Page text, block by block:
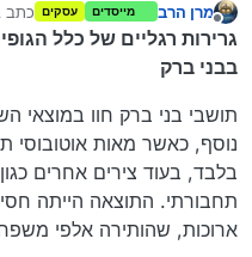
מנותק
מרן הרב מייסדים עסקים כתב
נערך
גרירות רגליים של כלל
בבני ברק
תושבי בני ברק חוו במוצאי
נוסף, כאשר מאות אוטובוסי
בלבד, בעוד צירים אחרים
תחבורתי. התוצאה הייתה
ארוכות, שהותירה אלפי